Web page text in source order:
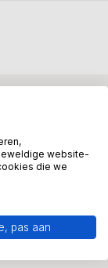
website-
die we
pas aan